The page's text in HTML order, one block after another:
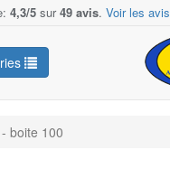
4,3/5 sur49 avis. Voir les avis
boite 100